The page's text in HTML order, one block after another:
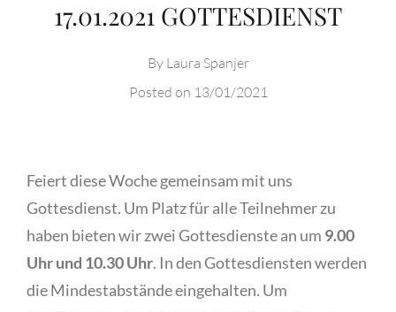
17.01.2021 GOTTESDIENST
By Laura Spanjer
Posted on 13/01/2021
Feiert diese Woche gemeinsam mit uns
Gottesdienst. Um Platz für alle Teilnehmer zu
haben bieten wir zwei Gottesdienste an um 9.00
Uhr und 10.30 Uhr. In den Gottesdiensten werden
die Mindestabstände eingehalten. Um